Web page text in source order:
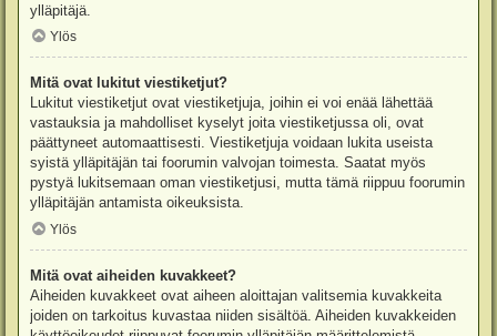
ylläpitäjä.
Ylös
Mitä ovat lukitut viestiketjut?
Lukitut viestiketjut ovat viestiketjuja, joihin ei voi enää lähettää
vastauksia ja mahdolliset kyselyt joita viestiketjussa oli, ovat
päättyneet automaattisesti. Viestiketjuja voidaan lukita useista
syistä ylläpitäjän tai foorumin valvojan toimesta. Saatat myös
pystyä lukitsemaan oman viestiketjusi, mutta tämä riippuu foorumin
ylläpitäjän antamista oikeuksista.
Ylös
Mitä ovat aiheiden kuvakkeet?
Aiheiden kuvakkeet ovat aiheen aloittajan valitsemia kuvakkeita
joiden on tarkoitus kuvastaa niiden sisältöä. Aiheiden kuvakkeiden